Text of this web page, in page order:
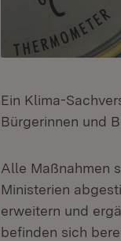
Ein Klima-
Bürgerinnen und
Alle Maßnahmen
Ministerien
erweitern und
befinden sich